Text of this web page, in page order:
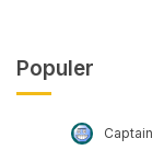
Populer